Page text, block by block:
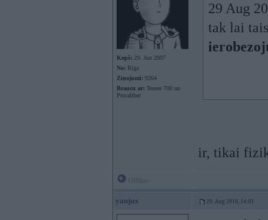
Kopš: 29. Jun 2007
No: Rīga
Ziņojumi: 9264
Braucu ar: Tenere 700 un
Procaliber
29 Aug
tak lai
ir, tikai
yanjux 29. Aug 2018, 14:01